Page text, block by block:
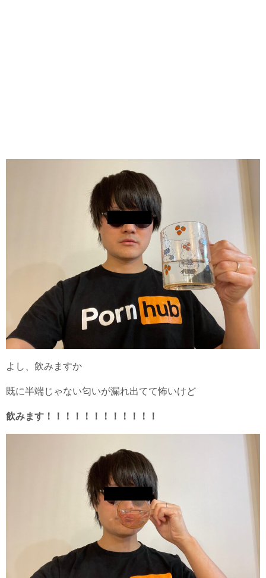
よし、飲みますか
既に半端じゃない匂いが漏れ出てて怖いけど
飲みます！！！！！！！！！！！！